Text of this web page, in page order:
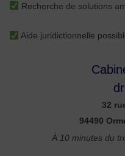
Recherche de solutions
Aide juridictionnelle
32
94490
À 10 minutes du